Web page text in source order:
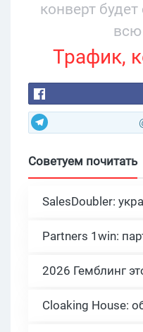
конверт будет
Трафик,
Советуем почитать